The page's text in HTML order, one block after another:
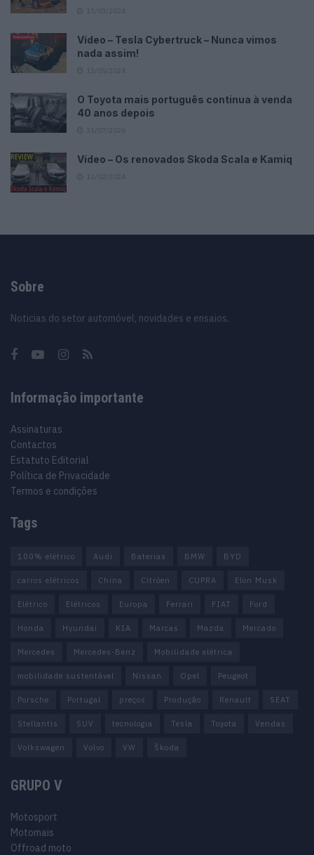
Vídeo – Tesla Cybertruck – Nunca vimos
nada assim!
O Toyota mais português continua à venda
40 anos depois
Vídeo – Os renovados Skoda Scala e Kamiq
Sobre
Noticias do setor automóvel, novidades e ensaios.
Informação importante
Assinaturas
Contactos
Estatuto Editorial
Política de Privacidade
Termos e condições
Tags
100% elétrico Audi Baterias BMW BYD
carros elétricos China Citröen CUPRA Elon Musk
Elétrico Elétricos Europa Ferrari FIAT Ford
Honda Hyundai KIA Marcas Mazda Mercado
Mercedes Mercedes-Benz Mobilidade elétrica
mobilidade sustentável Nissan Opel Peugeot
Porsche Portugal preços Produção Renault SEAT
Stellantis SUV tecnologia Tesla Toyota Vendas
Volkswagen Volvo VW Škoda
GRUPO V
Motosport
Motomais
Offroad moto